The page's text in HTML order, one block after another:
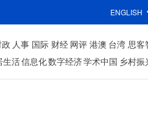
ENGLISH
人事 国际 财经 网评 港澳 台湾 思客
生活信息化数字经济学术中国 乡村振